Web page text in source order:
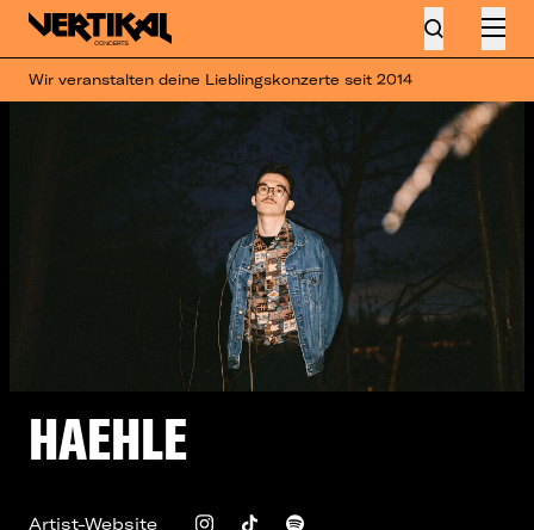
Wir veranstalten deine Lieblingskonzerte seit 2014
HAEHLE
Artist-Website